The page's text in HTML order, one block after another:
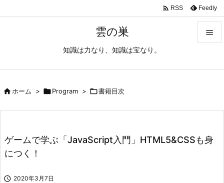
雲の巣
知識は力なり、知識は宝なり。

次へ
 RSS Feedly
ホーム > Program > 書籍目次
ゲームで学ぶ「JavaScript入門」HTML5&CSSも身
につく！
 2020年3月7日